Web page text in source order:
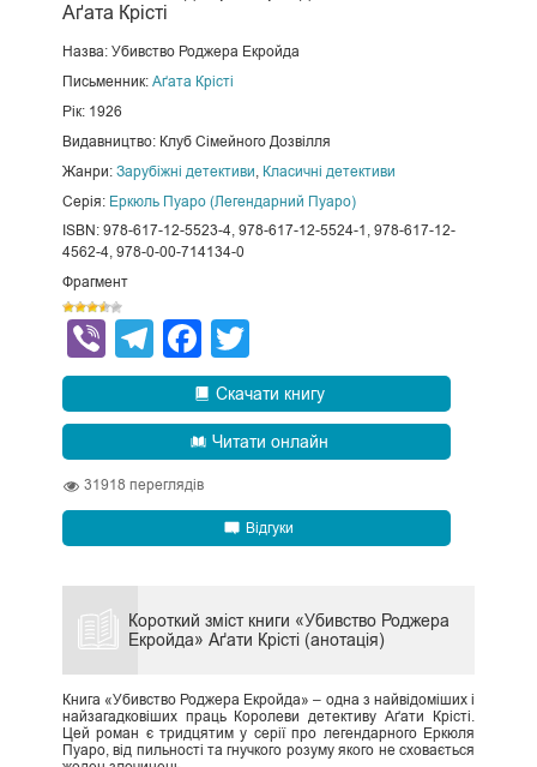
Аґата Крісті
Назва: Убивство Роджера Екройда
Письменник: Аґата Крісті
Рік: 1926
Видавництво: Клуб Сімейного Дозвілля
Жанри: Зарубіжні детективи Класичні детективи
Серія: Еркюль Пуаро (Легендарний Пуаро)
ISBN: 978-617-12-5523-4, 978-617-12-5524-1, 978-617-12-
4562-4, 978-0-00-714134-0
Фрагмент
ViberTelegram
Facebook
Скачати книгу
Читати онлайн
31918 переглядів
Відгуки
Короткий зміст книги «Убивство Роджера
Екройда» Аґати Крісті (анотація)
Книга «Убивство Роджера Екройда» – одна з найвідоміших і
найзагадковіших праць Королеви детективу Аґати Крісті.
Цей роман є тридцятим у серії про легендарного Еркюля
Пуаро, від пильності та гнучкого розуму якого не сховається